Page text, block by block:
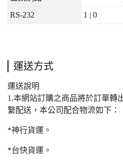
RS-232 1 | 0
運送方式
運送說明
1.本網站訂購之商品將於訂單轉
繫配送，本公司配合物流如下：
*神行貨運。
*台快貨運。